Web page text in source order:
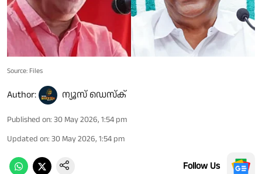
Source: Files
Author: ന്യൂസ് ഡെസ്ക്
Published on: 30 May 2026, 1:54 pm
Updated on: 30 May 2026, 1:54 pm
Follow Us